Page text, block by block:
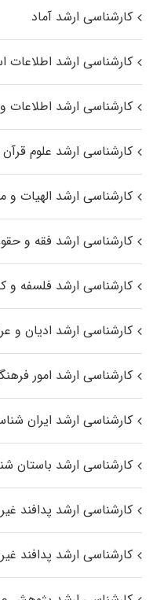
کارشناسی ارشد آماد
کارشناسی ارشد اطلاعات
کارشناسی ارشد
کارشناسی ارشد علوم
کارشناسی ارشد
کارشناسی ارشد فقه و
کارشناسی ارشد فلسفه و
کارشناسی ارشد ادیان و
کارشناسی ارشد امور
کارشناسی ارشد ایران
کارشناسی ارشد باستان
کارشناسی ارشد پدافند
کارشناسی ارشد پدافند